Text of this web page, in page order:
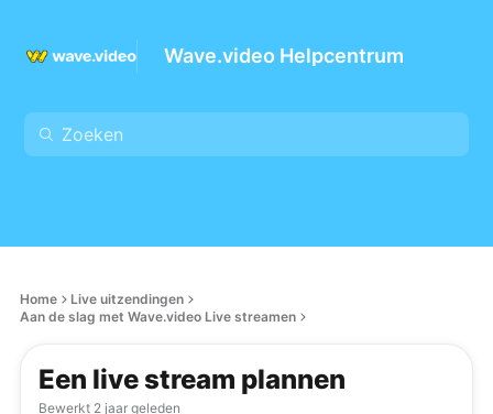
Wave.video Helpcentrum
Home
Live uitzendingen
Aan de slag met Wave.video Live streamen
Een live stream plannen
Bewerkt 2 jaar geleden